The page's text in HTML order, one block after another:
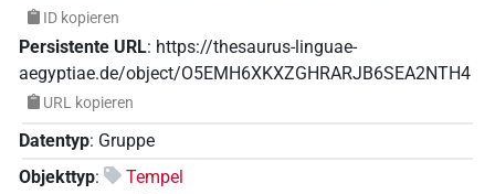
ID kopieren
Persistente URL: https://thesaurus-linguae-
aegyptiae.de/object/O5EMH6XKXZGHRARJB6SEA2NTH4
URL kopieren
Datentyp: Gruppe
Objekttyp:
Tempel